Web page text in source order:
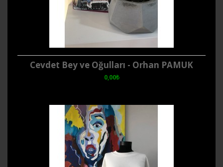
Cevdet Bey ve Oğulları - Orhan PAMUK
0,00₺